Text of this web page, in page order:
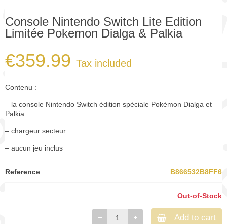
Console Nintendo Switch Lite Edition
Limitée Pokemon Dialga & Palkia
€359.99 Tax included
Contenu :
– la console Nintendo Switch édition spéciale Pokémon Dialga et
Palkia
– chargeur secteur
– aucun jeu inclus
Reference B866532B8FF6
Out-of-Stock
Add to cart